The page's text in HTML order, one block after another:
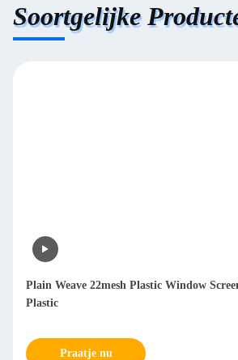
Soortgelijke
Plain Weave 22mesh Plastic Window
Plastic
Praatje nu